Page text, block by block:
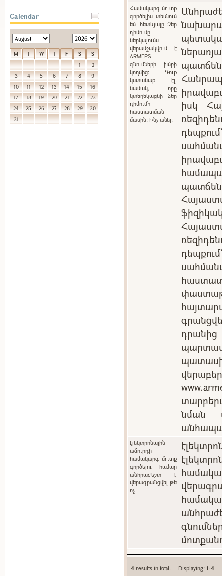
Calendar
M T W T F S
S
1
2
3
4 5 6 7 8
9
10
11 12 13 14 15
16
17
18 19 20 21 22
23
24
25 26 27 28 29
30
31
Համակարգ մուտք
գործելիս տեսնում
եմ հետևյալը Ձեր
դիմումը
ներկայումս
վերամշակվում է
ARMEPS
գնումների խմբի
կողմից: Դուք
կստանաք էլ.
նամակ, որը
կտեղեկացնի ձեր
դիմումի
հաստատման
մասին: Ինչ անել:
իսկ
նման
էլեկտրոնային
աճուրդի
համակարգ մուտք
գործելու համար
անհրաժեշտ է
վերագրանցվել թե
ոչ
4 results in total. Displaying:1-4